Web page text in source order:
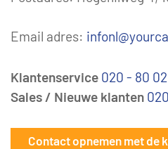
Email adres:
Klantenservice 020 - 80
Sales / Nieuwe klanten
Contact opnemen met de